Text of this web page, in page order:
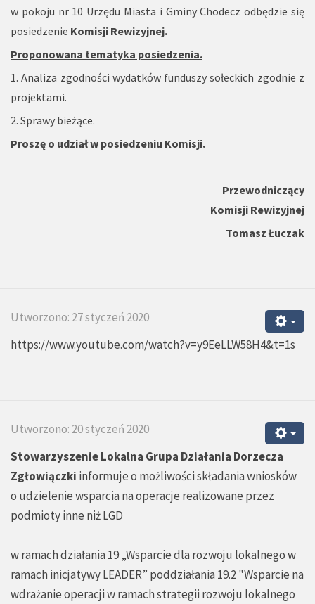
w pokoju nr 10 Urzędu Miasta i Gminy Chodecz odbędzie się
posiedzenie Komisji Rewizyjnej.
Proponowana tematyka posiedzenia.
1. Analiza zgodności wydatków funduszy sołeckich zgodnie z
projektami.
2. Sprawy bieżące.
Proszę o udział w posiedzeniu Komisji.
Przewodniczący
Komisji Rewizyjnej
Tomasz Łuczak
Utworzono: 27 styczeń 2020
https://www.youtube.com/watch?v=y9EeLLW58H4&t=1s
Utworzono: 20 styczeń 2020
Stowarzyszenie Lokalna Grupa Działania Dorzecza
Zgłowiączki informuje o możliwości składania wniosków
o udzielenie wsparcia na operacje realizowane przez
podmioty inne niż LGD
w ramach działania 19 „Wsparcie dla rozwoju lokalnego w
ramach inicjatywy LEADER” poddziałania 19.2 "Wsparcie na
wdrażanie operacji w ramach strategii rozwoju lokalnego